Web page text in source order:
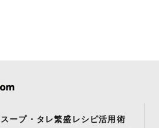
スープ・タレ繁盛レシピ活用術